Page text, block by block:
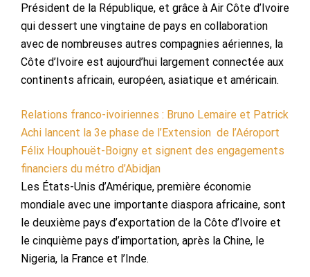
Président de la République, et grâce à Air Côte d’Ivoire
qui dessert une vingtaine de pays en collaboration
avec de nombreuses autres compagnies aériennes, la
Côte d’Ivoire est aujourd’hui largement connectée aux
continents africain, européen, asiatique et américain.
Relations franco-ivoiriennes : Bruno Lemaire et Patrick
Achi lancent la 3e phase de l’Extension de l’Aéroport
Félix Houphouët-Boigny et signent des engagements
financiers du métro d’Abidjan
Les États-Unis d’Amérique, première économie
mondiale avec une importante diaspora africaine, sont
le deuxième pays d’exportation de la Côte d’Ivoire et
le cinquième pays d’importation, après la Chine, le
Nigeria, la France et l’Inde.